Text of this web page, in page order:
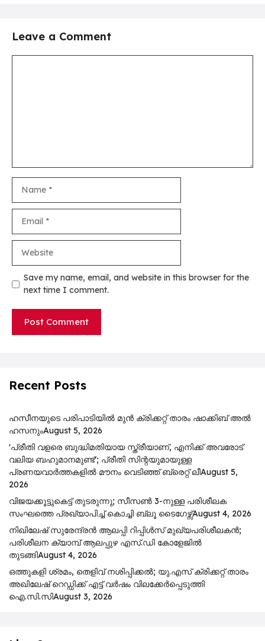
Leave a Comment
Save my name, email, and website in this browser for the
next time I comment.
Recent Posts
ഹസീനയുടെ പരിപാടിയിൽ മുൻ ക്രിക്കറ്റ് താരം ഷാക്കിബ് അൽ
ഹസനുംAugust 5, 2026
'പ്രീതി വളരെ ബുദ്ധിമതിയായ സ്ത്രീയാണ്, എനിക്ക് അവരോട്
വലിയ ബഹുമാനമുണ്ട്'; പ്രീതി സിന്റയുമായുള്ള
പ്രണയവാർത്തകളിൽ മൗനം വെടിഞ്ഞ് ബ്രെറ്റ് ലീAugust 5,
2026
വിജയക്കൂട്ടുകെട്ട് തുടരുന്നു; സീസൺ 3-നുള്ള പരിശീലക
സംഘത്തെ പ്രഖ്യാപിച്ച് കൊച്ചി ബ്ലൂ ടൈഗേഴ്സ്August 4, 2026
നിഖിലേഷ് സുരേന്ദ്രൻ ആലപ്പി റിപ്പിൾസ് മുഖ്യപരിശീലകൻ;
പരിശീലന ക്യാമ്പ് ആലപ്പുഴ എസ്.ഡി കോളേജിൽ
തുടങ്ങിAugust 4, 2026
ഒത്തുകളി ശ്രമം, തെളിവ് നശിപ്പിക്കൽ; യു.എസ് ക്രിക്കറ്റ് താരം
അഖിലേഷ് റെഡ്ഡിക്ക് എട്ട് വർഷം വിലക്കേർപ്പെടുത്തി
ഐ.സി.സിAugust 3, 2026